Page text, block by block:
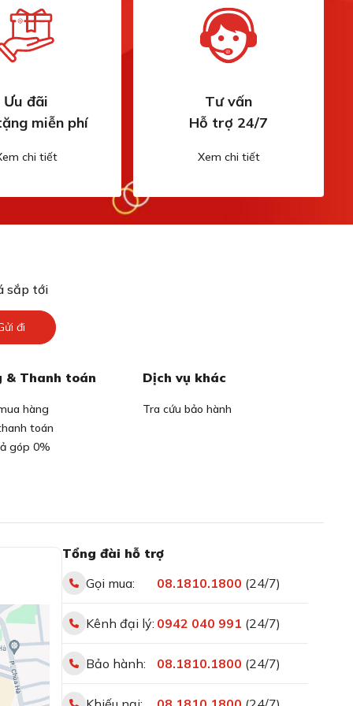
Ưu đãi
miễn phí
chi tiết
Tư vấn
Hỗ trợ 24/7
Xem chi tiết
sắp tới
đi
& Thanh toán
hàng
toán
góp 0%
Dịch vụ khác
Tra cứu bảo hành
Tổng đài hỗ trợ
Gọi mua:
08.1810.1800 (24/7)
Kênh đại lý: 0942 040 991 (24/7)
Bảo hành: 08.1810.1800 (24/7)